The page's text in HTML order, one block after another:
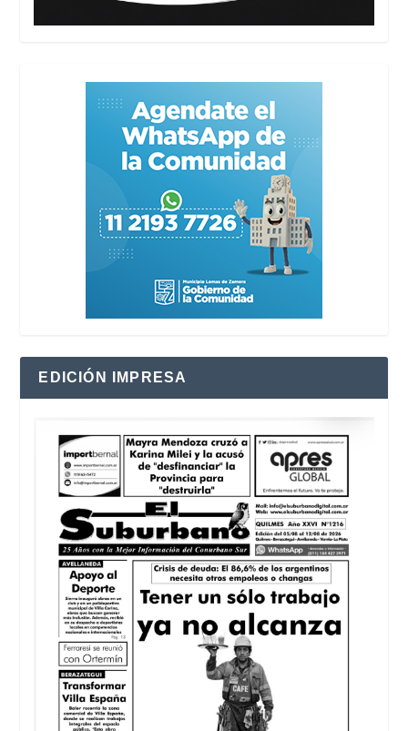
EDICIÓN IMPRESA